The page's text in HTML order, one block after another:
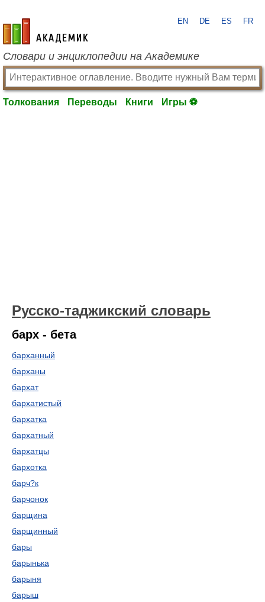
academic.ru
EN DE ES FR
Словари и энциклопедии на Академике
Толкования Переводы Книги Игры ⚽
Русско-таджикский словарь
барх - бета
барханный
барханы
бархат
бархатистый
бархатка
бархатный
бархатцы
бархотка
барч?к
барчонок
барщина
барщинный
бары
барынька
барыня
барыш